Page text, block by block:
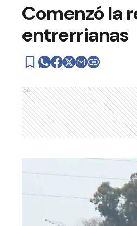
Comenzó la
entrerrianas
Ads